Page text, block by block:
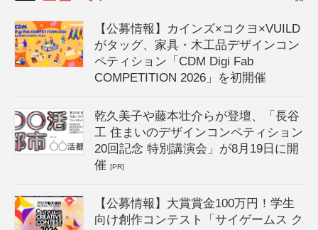
【公募情報】カインズ×コクヨ×VUILD
がタッグ、家具・木工品デザインコン
ペティション「CDM Digi Fab
COMPETITION 2026」を初開催
乾久美子や藤本壮介らが登壇、「長谷
工 住まいのデザインコンペティション
20回記念 特別講演会」が8月19日に開
催[PR]
【公募情報】大賞賞金100万円！学生
向け創作コンテスト「サイゲームス ク